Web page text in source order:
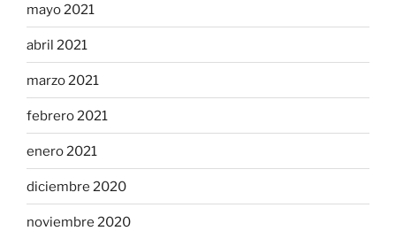
mayo 2021
abril 2021
marzo 2021
febrero 2021
enero 2021
diciembre 2020
noviembre 2020